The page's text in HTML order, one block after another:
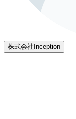
株式会社Inception